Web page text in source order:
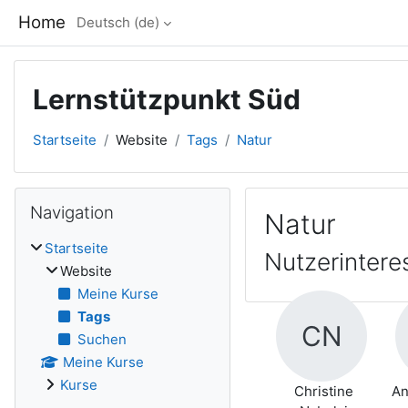
Home Deutsch ‎(de)‎
Lernstützpunkt Süd
Startseite Website Tags Natur
Natur
CN
Christine
Blöcke
Navigation
Startseite
Website
Meine Kurse
Tags
Suchen
Meine Kurse
Kurse